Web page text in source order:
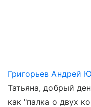
Григорьев Андрей
Татьяна, добрый
как "палка о двух